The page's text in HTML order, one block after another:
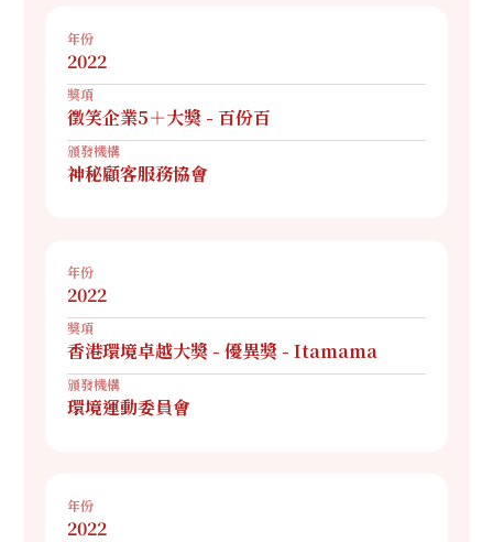
年份
2022
獎項
徵笑企業5＋大獎 - 百份百
頒發機構
神秘顧客服務協會
年份
2022
獎項
香港環境卓越大獎 - 優異獎 - Itamama
頒發機構
環境運動委員會
年份
2022